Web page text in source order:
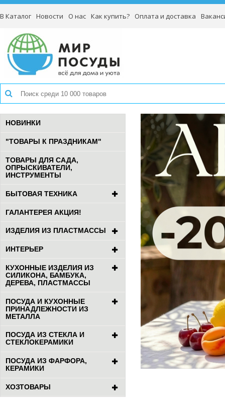
В Каталог Новости О нас Как купить? Оплата и доставка
НОВИНКИ
"ТОВАРЫ К ПРАЗДНИКАМ"
ТОВАРЫ ДЛЯ САДА,
ОПРЫСКИВАТЕЛИ,
ИНСТРУМЕНТЫ
БЫТОВАЯ ТЕХНИКА
ГАЛАНТЕРЕЯ АКЦИЯ!
ИЗДЕЛИЯ ИЗ ПЛАСТМАССЫ
ИНТЕРЬЕР
КУХОННЫЕ ИЗДЕЛИЯ ИЗ
СИЛИКОНА, БАМБУКА,
ДЕРЕВА, ПЛАСТМАССЫ
ПОСУДА И КУХОННЫЕ
ПРИНАДЛЕЖНОСТИ ИЗ
МЕТАЛЛА
ПОСУДА ИЗ СТЕКЛА И
СТЕКЛОКЕРАМИКИ
ПОСУДА ИЗ ФАРФОРА,
КЕРАМИКИ
ХОЗТОВАРЫ